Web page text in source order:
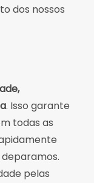
dos nossos
. Isso garante
todas as
pelas